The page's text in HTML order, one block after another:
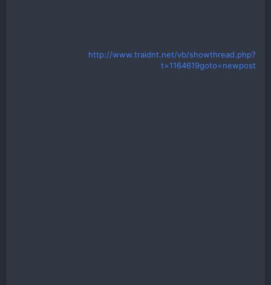
http://www.traidnt.net/vb/showthread.php?
t=1164619goto=newpost